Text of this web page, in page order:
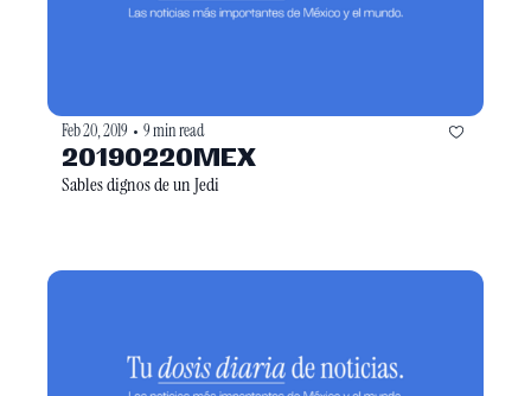
Feb 20, 2019 • 9 min read
20190220MEX
Sables dignos de un Jedi